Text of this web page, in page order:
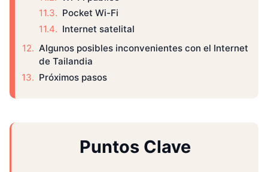
Pocket Wi-Fi
Internet satelital
Algunos posibles inconvenientes con el Internet
de Tailandia
Próximos pasos
Puntos Clave